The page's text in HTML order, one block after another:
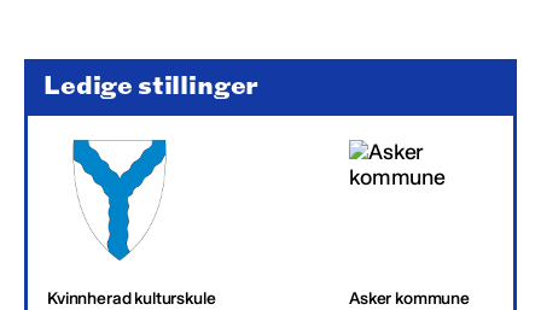
Ledige stillinger
Kvinnherad kulturskule Asker kommune